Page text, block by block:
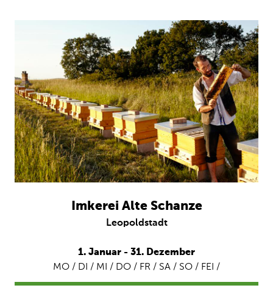
Imkerei Alte Schanze
Leopoldstadt
1. Januar - 31. Dezember
MO / DI / MI / DO / FR / SA / SO / FEI /